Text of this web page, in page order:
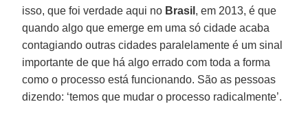
isso, que foi verdade aqui no Brasil , em 2013, é que
quando algo que emerge em uma só cidade acaba
contagiando outras cidades paralelamente é um sinal
importante de que há algo errado com toda a forma
como o processo está funcionando. São as pessoas
dizendo: ‘temos que mudar o processo radicalmente’.